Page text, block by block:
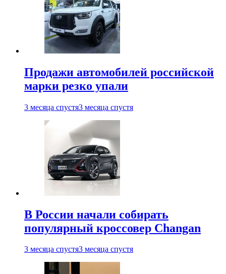
Продажи автомобилей российской
марки резко упали
3 месяца спустя3 месяца спустя
В России начали собирать
популярный кроссовер Changan
3 месяца спустя3 месяца спустя